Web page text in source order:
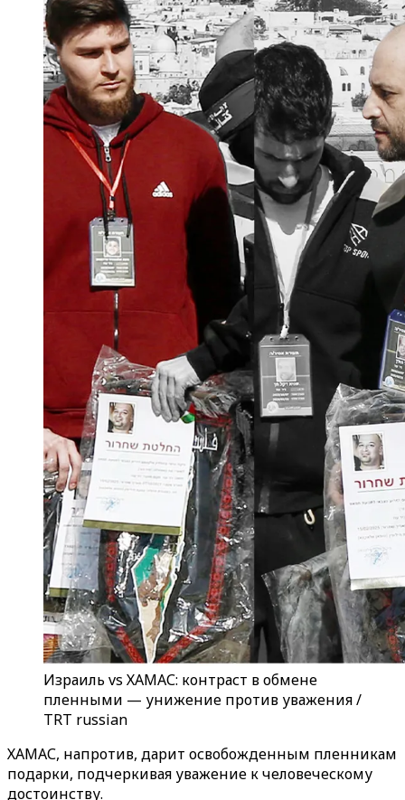
Израиль vs ХАМАС: контраст в обмене
пленными — унижение против уважения /
TRT russian
ХАМАС, напротив, дарит освобожденным пленникам
подарки, подчеркивая уважение к человеческому
достоинству.